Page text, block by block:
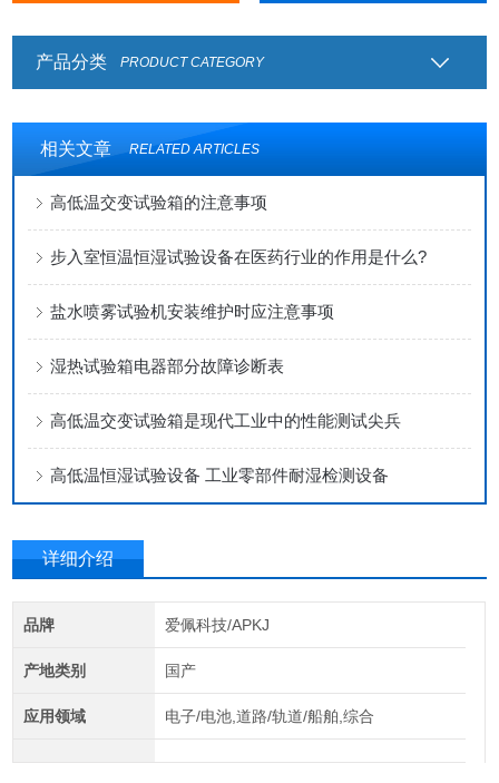
产品分类 PRODUCT CATEGORY
相关文章 RELATED ARTICLES
高低温交变试验箱的注意事项
步入室恒温恒湿试验设备在医药行业的作用是什么?
盐水喷雾试验机安装维护时应注意事项
湿热试验箱电器部分故障诊断表
高低温交变试验箱是现代工业中的性能测试尖兵
高低温恒湿试验设备 工业零部件耐湿检测设备
详细介绍
品牌 爱佩科技/APKJ
产地类别 国产
应用领域 电子/电池,道路/轨道/船舶,综合